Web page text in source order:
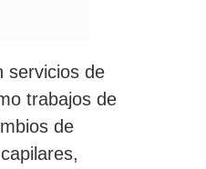
servicios de
trabajos de
de